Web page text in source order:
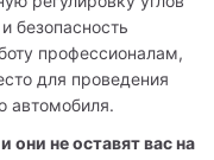
безопасность
профессионалам,
для проведения
автомобиля.
не оставят вас на